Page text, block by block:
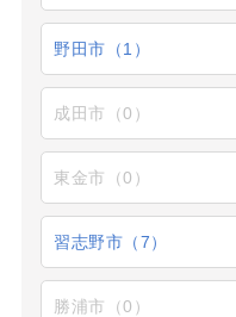
野田市（1）
成田市（0）
東金市（0）
習志野市（7）
勝浦市（0）